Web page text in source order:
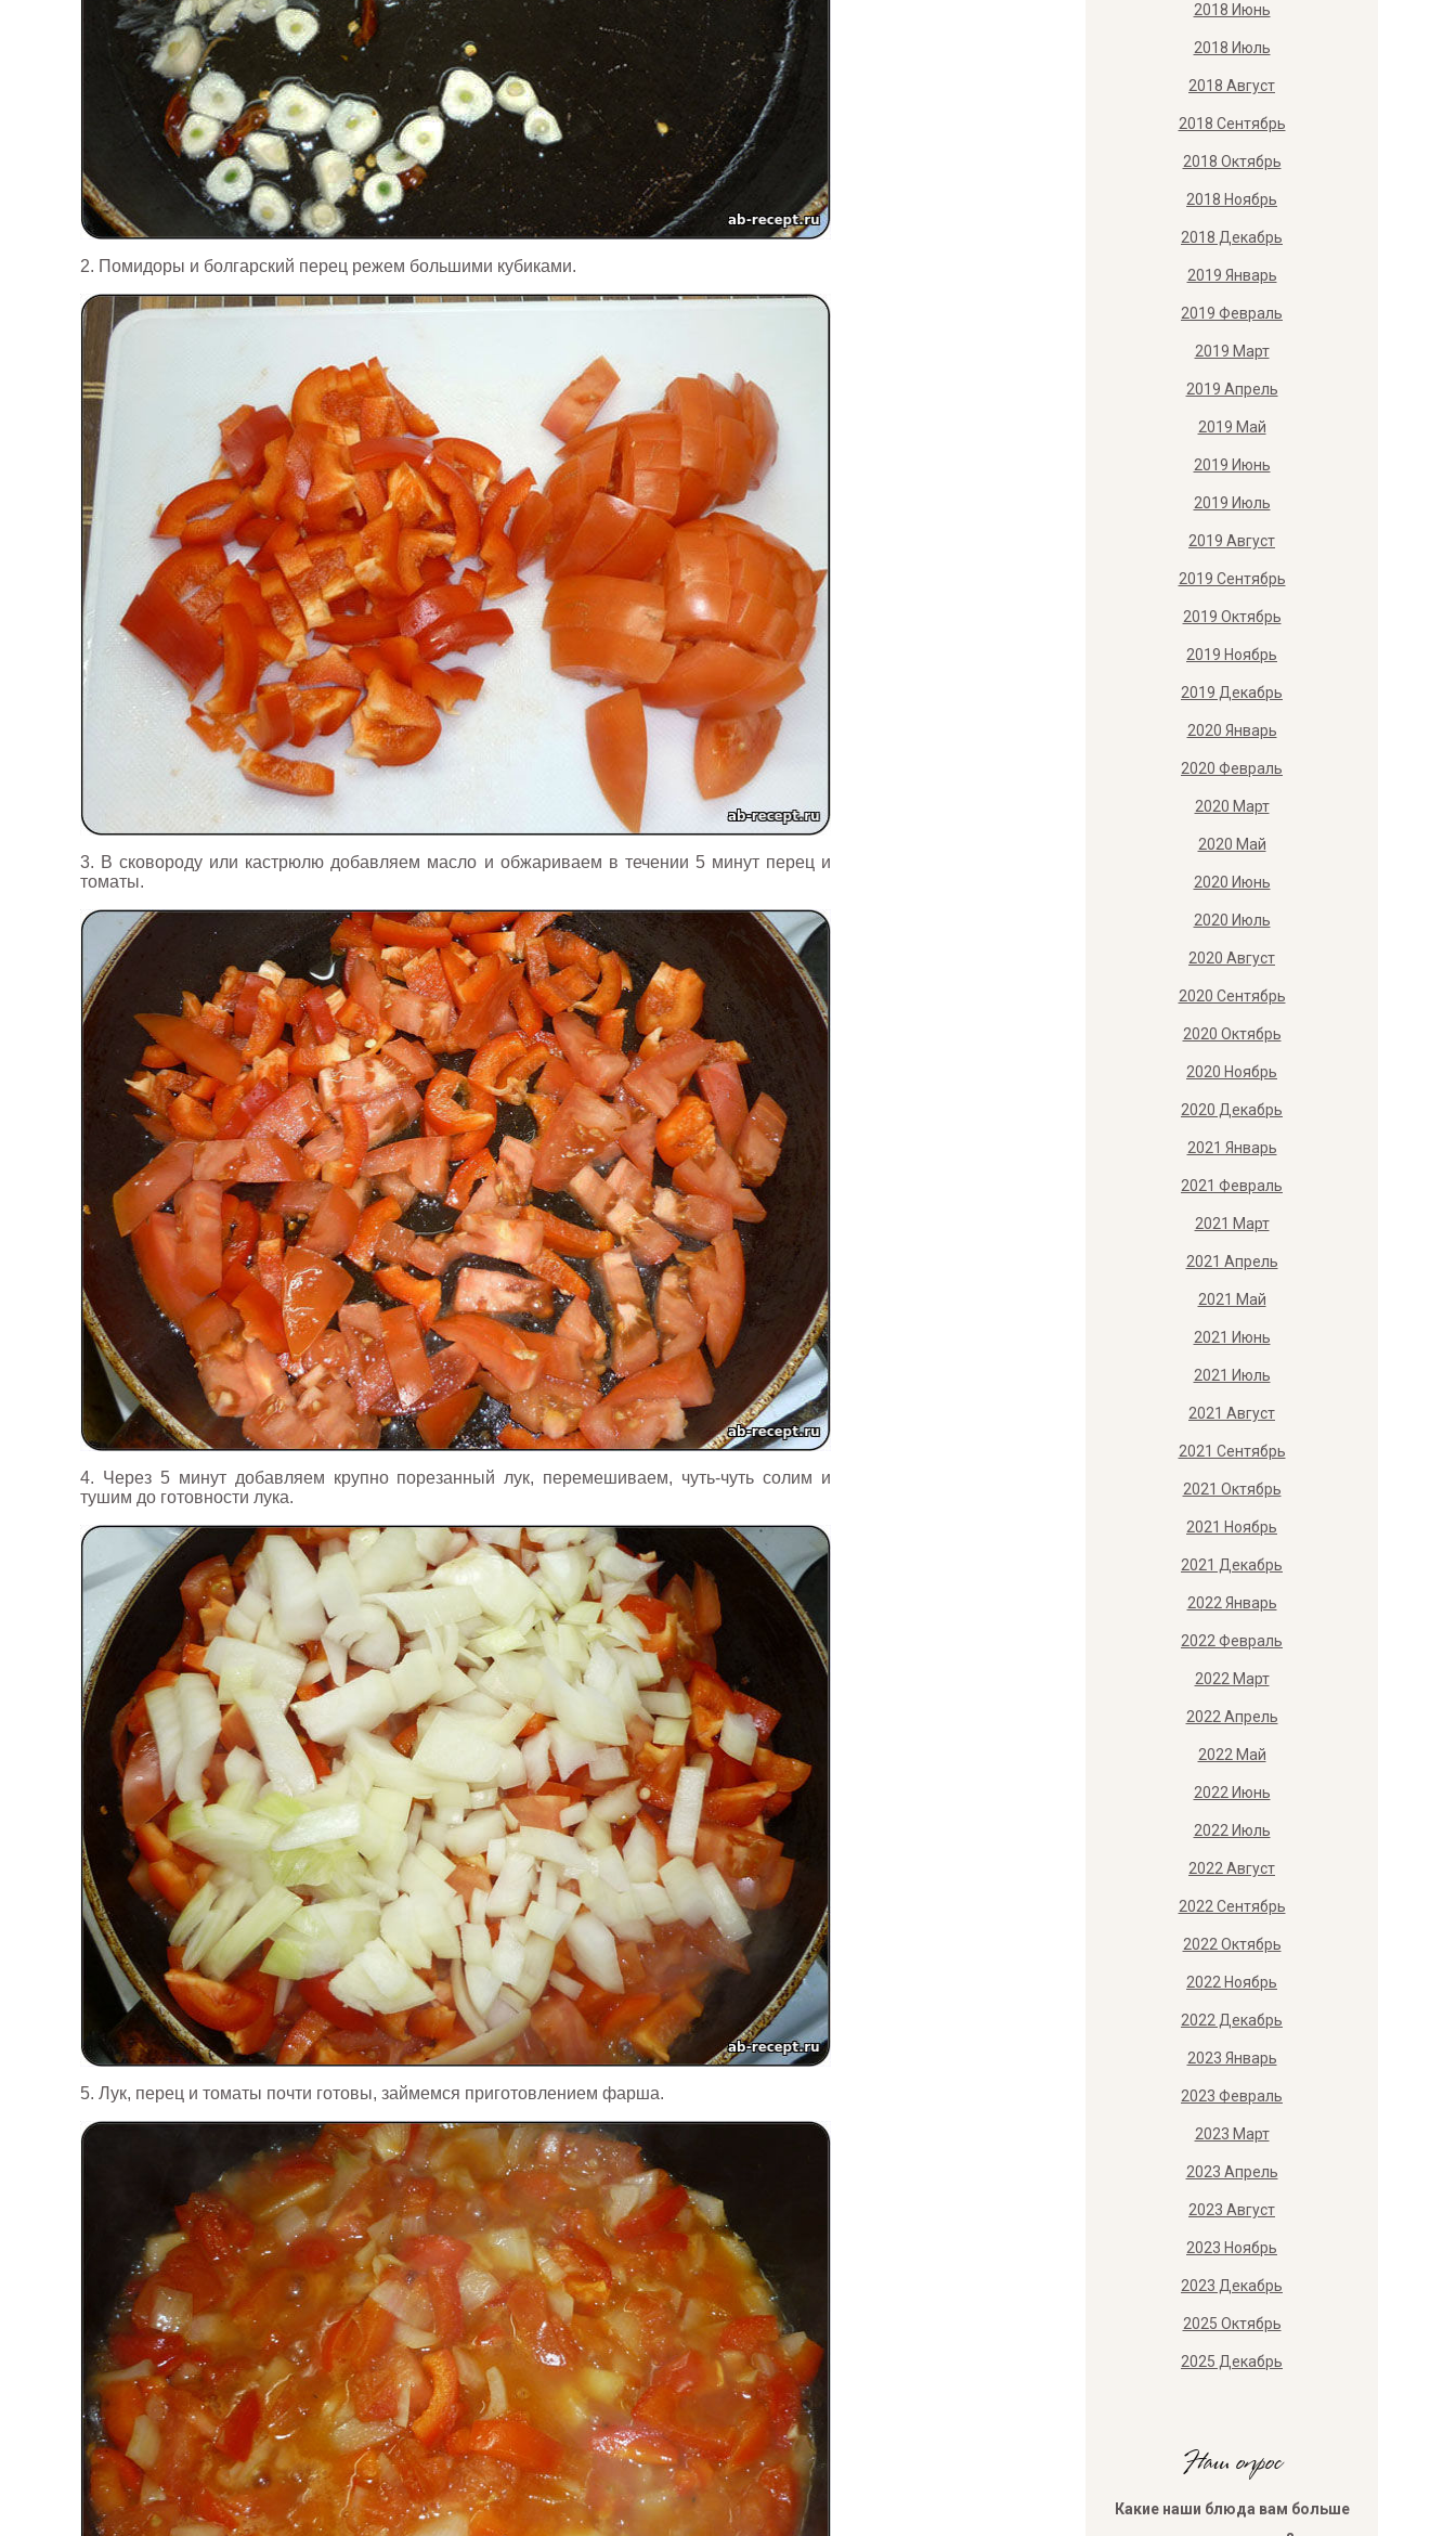
2. Помидоры и болгарский перец режем большими кубиками.
3. В сковороду или кастрюлю добавляем масло и обжариваем в течении 5 минут перец и
томаты.
4. Через 5 минут добавляем крупно порезанный лук, перемешиваем, чуть-чуть солим и
тушим до готовности лука.
5. Лук, перец и томаты почти готовы, займемся приготовлением фарша.
2018 Июнь
2018 Июль
2018 Август
2018 Сентябрь
2018 Октябрь
2018 Ноябрь
2018 Декабрь
2019 Январь
2019 Февраль
2019 Март
2019 Апрель
2019 Май
2019 Июнь
2019 Июль
2019 Август
2019 Сентябрь
2019 Октябрь
2019 Ноябрь
2019 Декабрь
2020 Январь
2020 Февраль
2020 Март
2020 Май
2020 Июнь
2020 Июль
2020 Август
2020 Сентябрь
2020 Октябрь
2020 Ноябрь
2020 Декабрь
2021 Январь
2021 Февраль
2021 Март
2021 Апрель
2021 Май
2021 Июнь
2021 Июль
2021 Август
2021 Сентябрь
2021 Октябрь
2021 Ноябрь
2021 Декабрь
2022 Январь
2022 Февраль
2022 Март
2022 Апрель
2022 Май
2022 Июнь
2022 Июль
2022 Август
2022 Сентябрь
2022 Октябрь
2022 Ноябрь
2022 Декабрь
2023 Январь
2023 Февраль
2023 Март
2023 Апрель
2023 Август
2023 Ноябрь
2023 Декабрь
2025 Октябрь
2025 Декабрь
Наш опрос
Какие наши блюда вам больше